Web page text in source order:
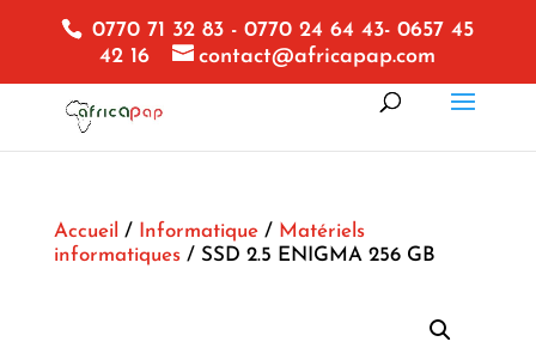
0770 71 32 83 - 0770 24 64 43- 0657 45
42 16
contact@africapap.com
Accueil / Informatique/ Matériels
informatiques/ SSD 2.5 ENIGMA 256 GB